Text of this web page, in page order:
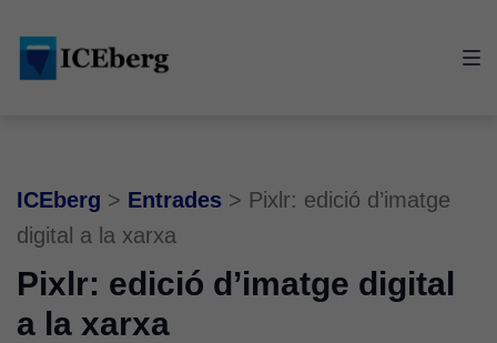
main
content
footer
ICEberg > Entrades > Pixlr: edició d’imatge
digital a la xarxa
Pixlr: edició d’imatge digital
a la xarxa